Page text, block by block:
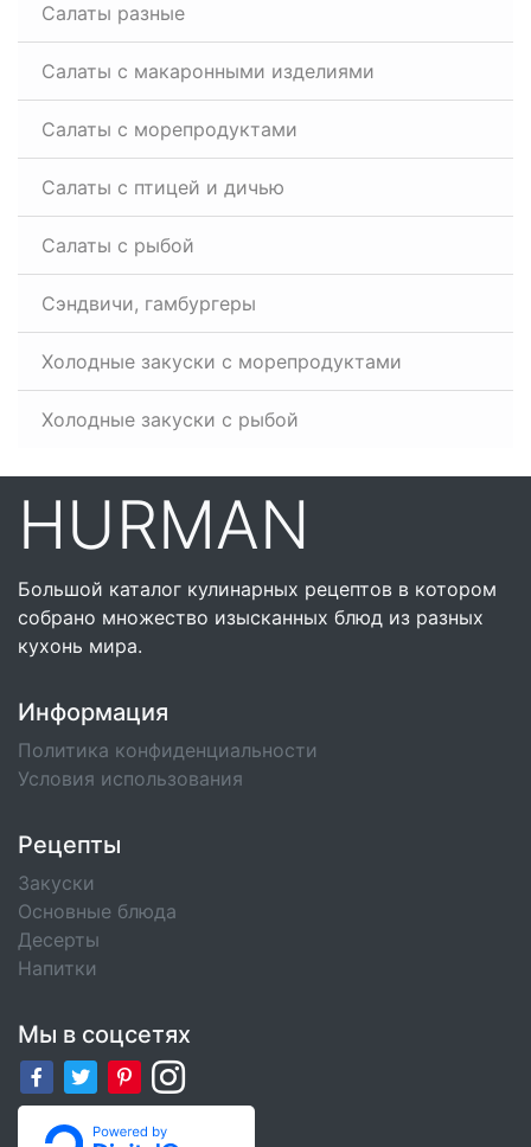
Салаты разные
Салаты с макаронными изделиями
Салаты с морепродуктами
Салаты с птицей и дичью
Салаты с рыбой
Сэндвичи, гамбургеры
Холодные закуски с морепродуктами
Холодные закуски с рыбой
HURMAN
Большой каталог кулинарных рецептов в котором
собрано множество изысканных блюд из разных
кухонь мира.
Информация
Политика конфиденциальности
Условия использования
Рецепты
Закуски
Основные блюда
Десерты
Напитки
Мы в соцсетях